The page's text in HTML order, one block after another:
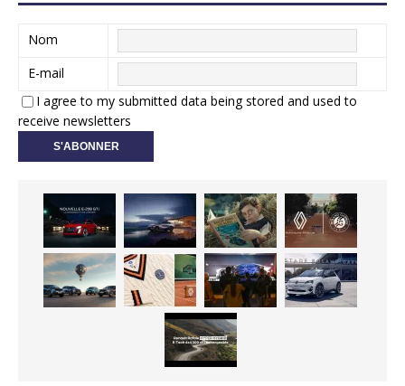
Nom
E-mail
I agree to my submitted data being stored and used to
receive newsletters